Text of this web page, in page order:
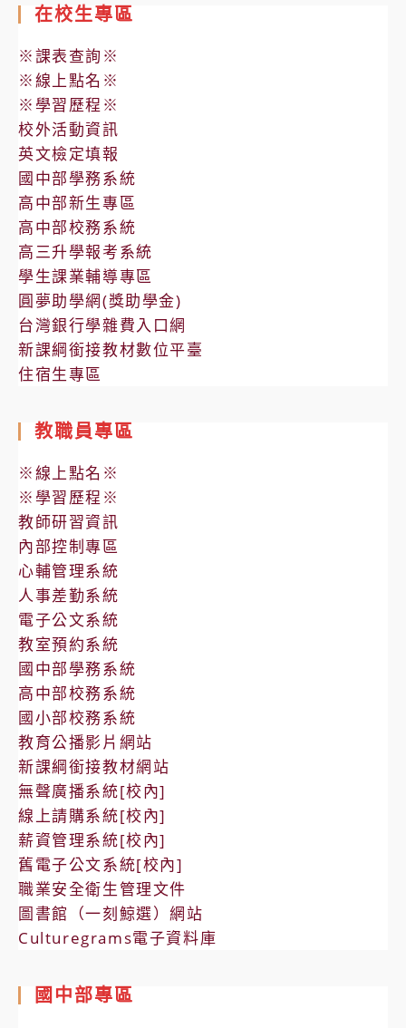
在校生專區
※課表查詢※
※線上點名※
※學習歷程※
校外活動資訊
英文檢定填報
國中部學務系統
高中部新生專區
高中部校務系統
高三升學報考系統
學生課業輔導專區
圓夢助學網(獎助學金)
台灣銀行學雜費入口網
新課綱銜接教材數位平臺
住宿生專區
教職員專區
※線上點名※
※學習歷程※
教師研習資訊
內部控制專區
心輔管理系統
人事差勤系統
電子公文系統
教室預約系統
國中部學務系統
高中部校務系統
國小部校務系統
教育公播影片網站
新課綱銜接教材網站
無聲廣播系統[校內]
線上請購系統[校內]
薪資管理系統[校內]
舊電子公文系統[校內]
職業安全衛生管理文件
圖書館（一刻鯨選）網站
Culturegrams電子資料庫
國中部專區